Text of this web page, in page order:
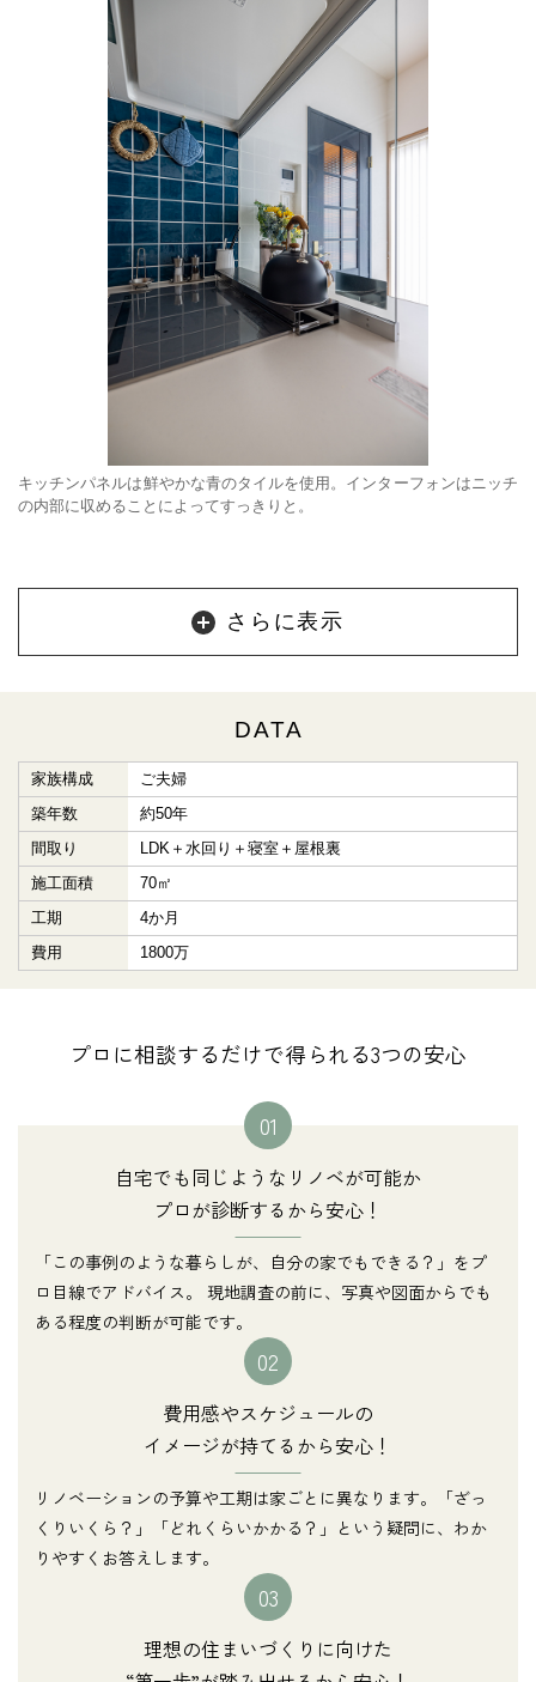
キッチンパネルは鮮やかな青のタイルを使用。インターフォンはニッチ
の内部に収めることによってすっきりと。
さらに表示
DATA
家族構成
ご夫婦
築年数
約50年
間取り
LDK＋水回り＋寝室＋屋根裏
施工面積
70㎡
工期
4か月
費用
1800万
プロに相談するだけで得られる3つの安心
01
自宅でも同じようなリノベが可能か
プロが診断するから安心！
「この事例のような暮らしが、自分の家でもできる？」をプ
ロ目線でアドバイス。 現地調査の前に、写真や図面からでも
ある程度の判断が可能です。
02
費用感やスケジュールの
イメージが持てるから安心！
リノベーションの予算や工期は家ごとに異なります。「ざっ
くりいくら？」「どれくらいかかる？」という疑問に、わか
りやすくお答えします。
03
理想の住まいづくりに向けた